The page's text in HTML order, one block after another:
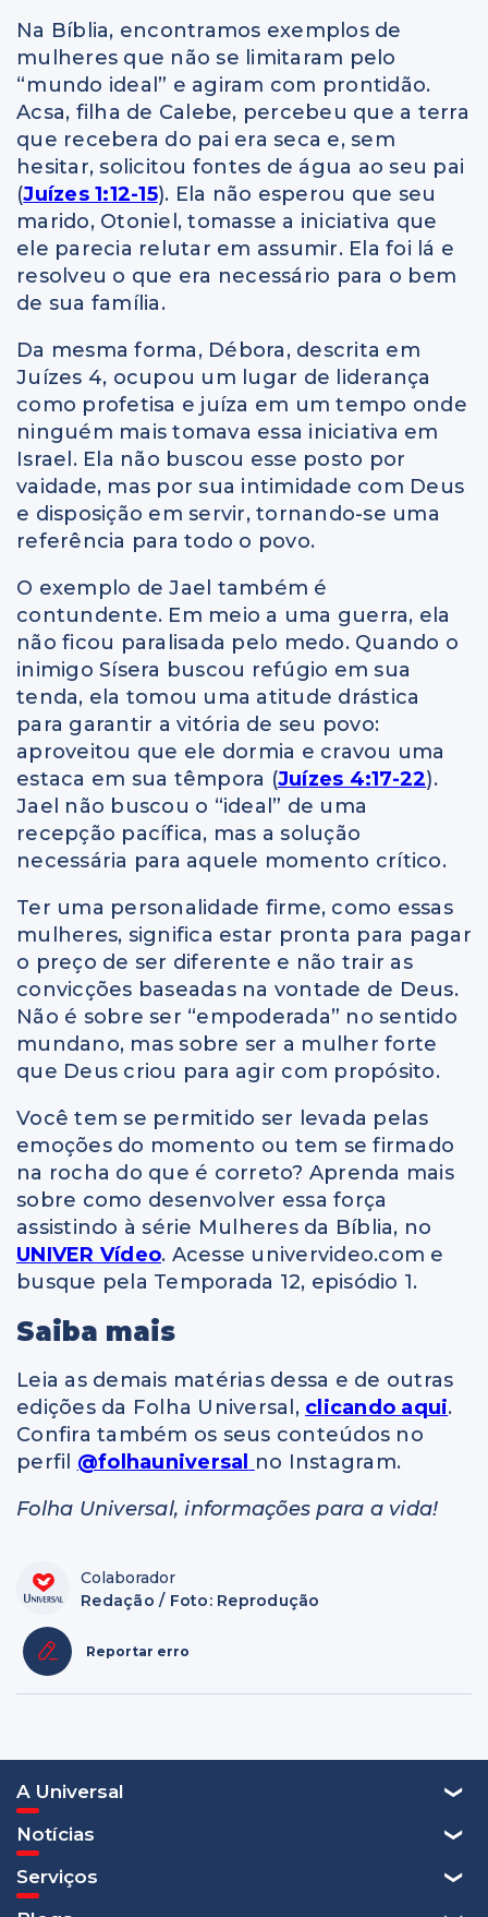
Na Bíblia, encontramos exemplos de
mulheres que não se limitaram pelo
“mundo ideal” e agiram com prontidão.
Acsa, filha de Calebe, percebeu que a terra
que recebera do pai era seca e, sem
hesitar, solicitou fontes de água ao seu pai
(Juízes 1:12-15). Ela não esperou que seu
marido, Otoniel, tomasse a iniciativa que
ele parecia relutar em assumir. Ela foi lá e
resolveu o que era necessário para o bem
de sua família.
Da mesma forma, Débora, descrita em
Juízes 4, ocupou um lugar de liderança
como profetisa e juíza em um tempo onde
ninguém mais tomava essa iniciativa em
Israel. Ela não buscou esse posto por
vaidade, mas por sua intimidade com Deus
e disposição em servir, tornando-se uma
referência para todo o povo.
O exemplo de Jael também é
contundente. Em meio a uma guerra, ela
não ficou paralisada pelo medo. Quando o
inimigo Sísera buscou refúgio em sua
tenda, ela tomou uma atitude drástica
para garantir a vitória de seu povo:
aproveitou que ele dormia e cravou uma
estaca em sua têmpora (Juízes 4:17-22).
Jael não buscou o “ideal” de uma
recepção pacífica, mas a solução
necessária para aquele momento crítico.
Ter uma personalidade firme, como essas
mulheres, significa estar pronta para pagar
o preço de ser diferente e não trair as
convicções baseadas na vontade de Deus.
Não é sobre ser “empoderada” no sentido
mundano, mas sobre ser a mulher forte
que Deus criou para agir com propósito.
Você tem se permitido ser levada pelas
emoções do momento ou tem se firmado
na rocha do que é correto? Aprenda mais
sobre como desenvolver essa força
assistindo à série Mulheres da Bíblia, no
UNIVER Vídeo. Acesse univervideo.com e
busque pela Temporada 12, episódio 1.
Saiba mais
Leia as demais matérias dessa e de outras
edições da Folha Universal, clicando aqui.
Confira também os seus conteúdos no
perfil @folhauniversal
no Instagram.
Folha Universal, informações para a vida!
Colaborador
Redação / Foto: Reprodução
Reportar erro
A Universal
Notícias
Serviços